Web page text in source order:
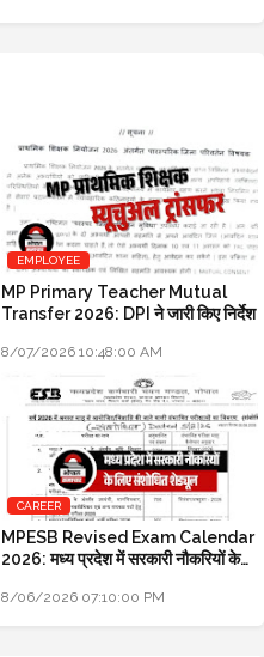
EMPLOYEE
MP Primary Teacher Mutual
Transfer 2026: DPI ने जारी किए निर्देश
8/07/2026 10:48:00 AM
CAREER
MPESB Revised Exam Calendar
2026: मध्य प्रदेश में सरकारी नौकरियों के
8/06/2026 07:10:00 PM